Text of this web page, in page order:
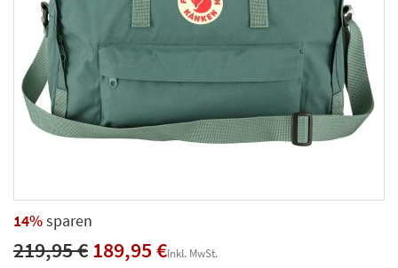
14%sparen
219,95 €189,95 €Inkl. MwSt.